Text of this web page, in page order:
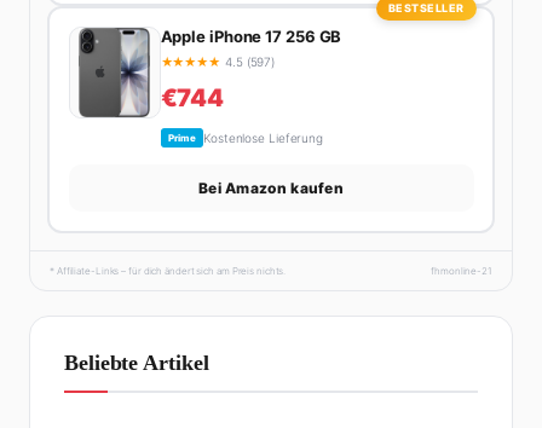
BESTSELLER
Apple iPhone 17 256 GB
★★★★★ 4.5 (597)
€744
Prime Kostenlose Lieferung
Bei Amazon kaufen
* Affiliate-Links – für dich ändert sich am Preis nichts. fhmonline-21
Beliebte Artikel